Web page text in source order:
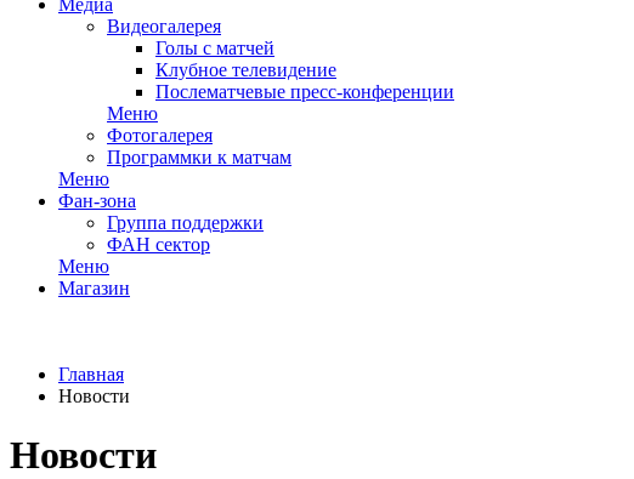
Медиа
Видеогалерея
Голы с матчей
Клубное телевидение
Послематчевые пресс-конференции
Меню
Фотогалерея
Программки к матчам
Меню
Фан-зона
Группа поддержки
ФАН сектор
Меню
Магазин
Главная
Новости
Новости